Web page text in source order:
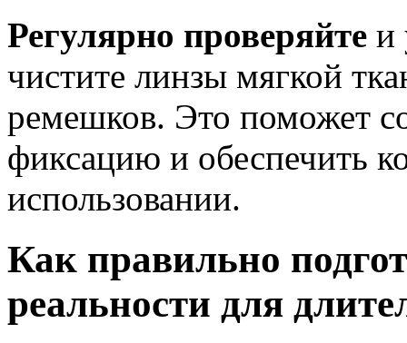
Регулярно проверяйте и
чистите линзы мягкой
ремешков. Это поможет
фиксацию и обеспечить
использовании.
Как правильно
реальности для